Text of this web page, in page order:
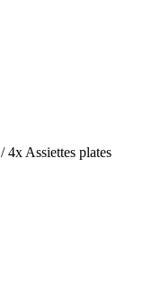
/ 4x Assiettes plates